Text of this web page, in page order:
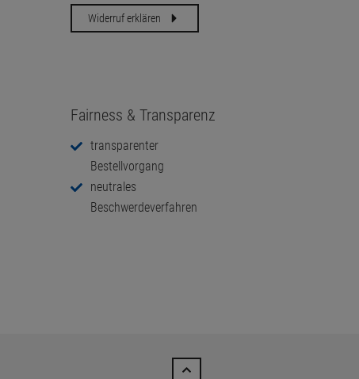
Widerruf erklären
Fairness & Transparenz
transparenter
Bestellvorgang
neutrales
Beschwerdeverfahren